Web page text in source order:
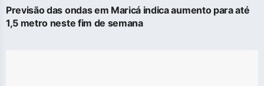
Previsão das ondas em Maricá indica aumento para até
1,5 metro neste fim de semana